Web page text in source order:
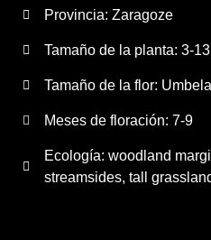
Provincia: Zaragoze
Tamaño de la planta: 3-
Tamaño de la flor:
Meses de floración: 7-9
Ecología: woodland
streamsides, tall